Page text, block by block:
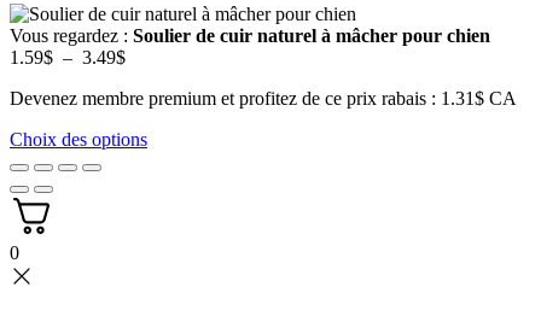
Vous regardez : Soulier de cuir naturel à mâcher pour chien
1.59$ – 3.49$Plage
prix :
à
Devenez membre premium et profitez de ce prix rabais : 1.31$ CA
Choix des options
0